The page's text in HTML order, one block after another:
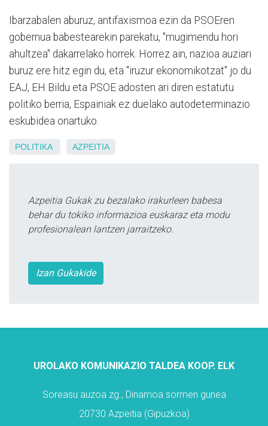
Ibarzabalen aburuz, antifaxismoa ezin da PSOEren
gobernua babestearekin parekatu, "mugimendu hori
ahultzea" dakarrelako horrek. Horrez ain, nazioa auziari
buruz ere hitz egin du, eta "iruzur ekonomikotzat" jo du
EAJ, EH Bildu eta PSOE adosten ari diren estatutu
politiko berria, Espainiak ez duelako autodeterminazio
eskubidea onartuko.
POLITIKA AZPEITIA
Azpeitia Gukak zu bezalako irakurleen babesa
behar du tokiko informazioa euskaraz eta modu
profesionalean lantzen jarraitzeko.
Izan Gukakide
UROLAKO KOMUNIKAZIO TALDEA KOOP. ELK
Soreasu auzoa zg., Dinamoa sormen gunea
20730 Azpeitia (Gipuzkoa)